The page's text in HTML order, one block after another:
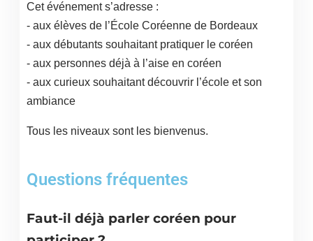
Cet événement s’adresse :
- aux élèves de l’École Coréenne de Bordeaux
- aux débutants souhaitant pratiquer le coréen
- aux personnes déjà à l’aise en coréen
- aux curieux souhaitant découvrir l’école et son
ambiance
Tous les niveaux sont les bienvenus.
Questions fréquentes
Faut-il déjà parler coréen pour